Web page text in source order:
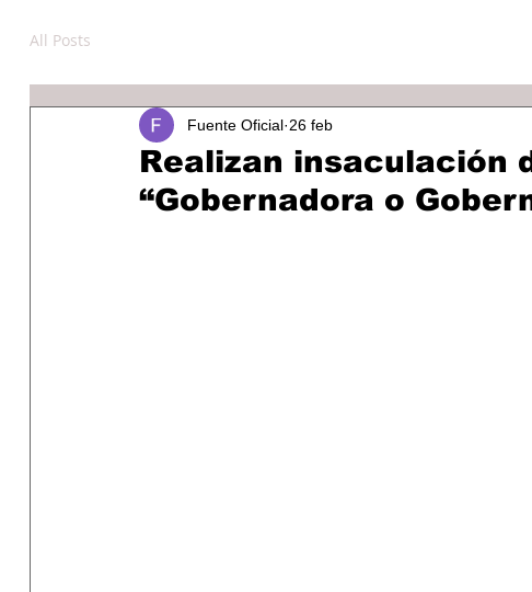
All Posts
Realizan insaculación
“Gobernadora o
Fuente Oficial 26 feb